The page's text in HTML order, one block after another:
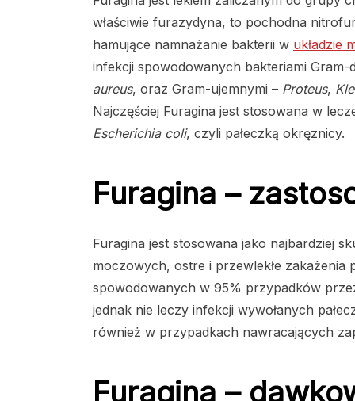
właściwie furazydyna, to pochodna
hamujące namnażanie bakterii w układzie
infekcji spowodowanych bakteriami Gram-
aureus, oraz Gram-ujemnymi – Proteus,
Najczęściej Furagina jest stosowana w
Escherichia coli, czyli pałeczką okręznicy.
Furagina –
Furagina jest stosowana jako najbardziej
moczowych, ostre i przewlekłe
spowodowanych w 95% przypadków
jednak nie leczy infekcji wywołanych
również w przypadkach nawracających
Furagina –